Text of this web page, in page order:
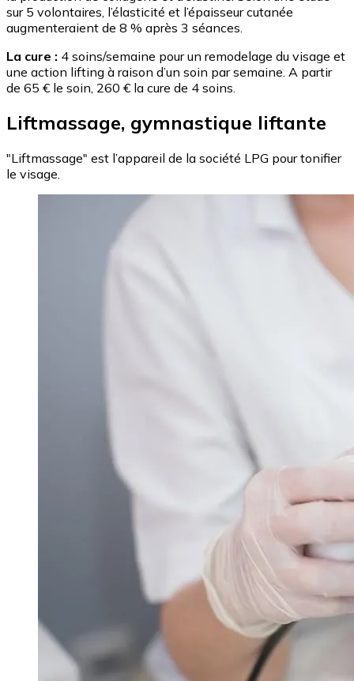
sur 5 volontaires, l’élasticité et l’épaisseur cutanée
augmenteraient de 8 % après 3 séances.
La cure : 4 soins/semaine pour un remodelage du visage et
une action lifting à raison d’un soin par semaine. A partir
de 65 € le soin, 260 € la cure de 4 soins.
Liftmassage, gymnastique liftante
"Liftmassage" est l’appareil de la société LPG pour tonifier
le visage.